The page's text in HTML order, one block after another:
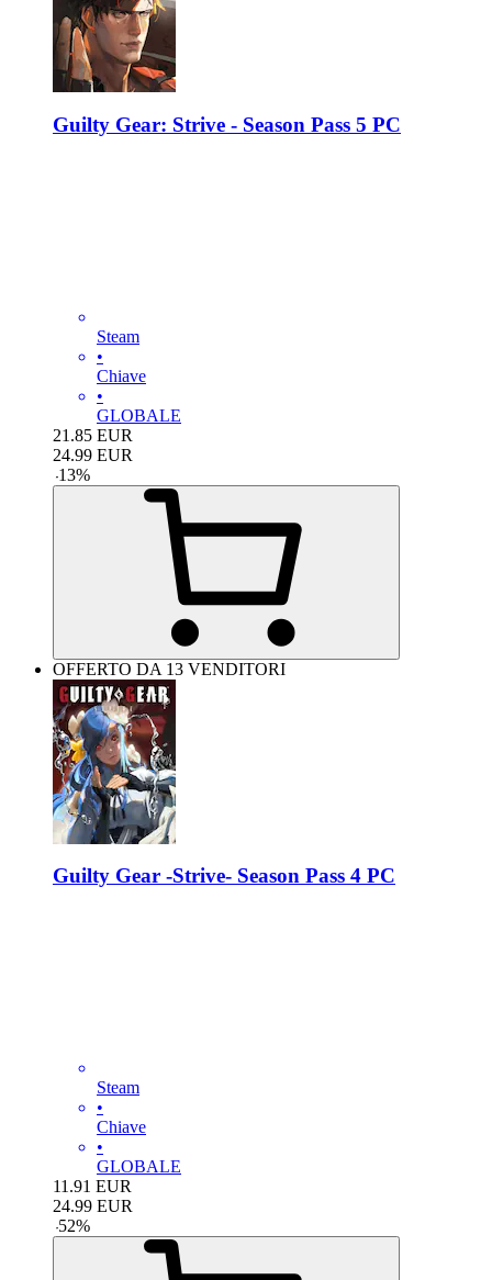
Guilty Gear: Strive - Season Pass 5 PC
Steam
•
Chiave
•
GLOBALE
21.85 EUR
24.99 EUR
-13%
OFFERTO DA 13 VENDITORI
Guilty Gear -Strive- Season Pass 4 PC
Steam
•
Chiave
•
GLOBALE
11.91 EUR
24.99 EUR
-52%